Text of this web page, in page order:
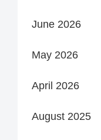
June 2026
May 2026
April 2026
August 2025